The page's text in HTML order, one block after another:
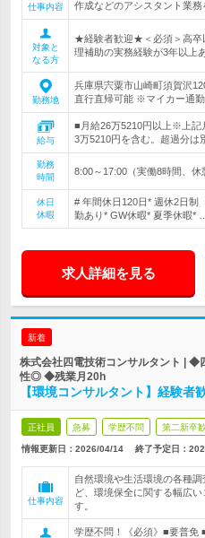
仕事内容 作成などのアシスタント業務
対象と
なる方
★経験者歓迎★＜必須＞高卒
理補助の実務経験が3年以上
勤務地
兵庫県宍粟市山崎町須賀沢
直行直帰可能 ※マイカー通
給与
■月給26万5210円以上※上記
3万5210円を含む。超過分
勤務
時間
8:00～17:00（実働8時間、
休日
休暇
# 年間休日120日* 週休2日
勤あり* GW休暇* 夏季休暇* …
求人詳細を見る
新着
株式会社四電技術コンサルタント |
性◎ ◆残業月20h
【環境コンサルタント】経験者
正社員 急募 学歴不問 第二新卒
情報更新日：2026/04/14 終了予定日：
仕事内容
自然環境や生活環境の各種
ど、環境保全に関する幅広
す。
学歴不問！《必須》■要普免